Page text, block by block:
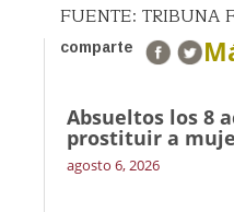
FUENTE: TRIBUNA
comparte
Absueltos los 8
prostituir a
agosto 6, 2026